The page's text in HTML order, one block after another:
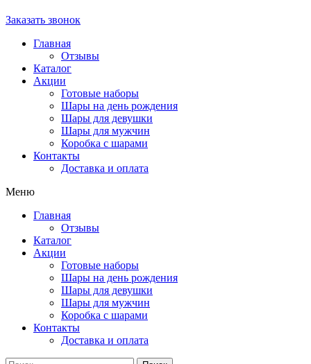
Заказать звонок
Главная
Отзывы
Каталог
Акции
Готовые наборы
Шары на день рождения
Шары для девушки
Шары для мужчин
Коробка с шарами
Контакты
Доставка и оплата
Меню
Главная
Отзывы
Каталог
Акции
Готовые наборы
Шары на день рождения
Шары для девушки
Шары для мужчин
Коробка с шарами
Контакты
Доставка и оплата